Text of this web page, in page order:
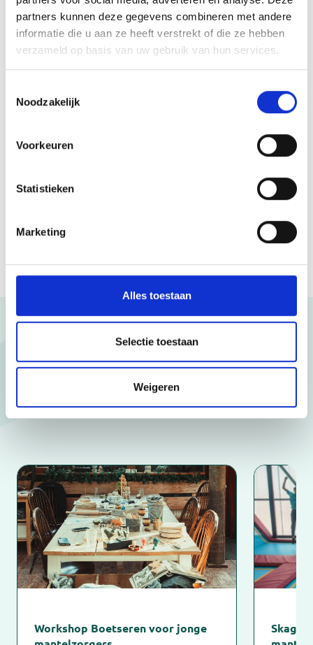
partners kunnen deze gegevens combineren met andere
informatie die u aan ze heeft verstrekt of die ze hebben
verzameld op basis van uw gebruik van hun services.
Noodzakelijk
Voorkeuren
Statistieken
Marketing
Alles toestaan
Selectie toestaan
Weigeren
Ik meld me aan
Witte Paal 347
085 - 018 38 90
info@mantelzorgcentrum.nl
Activiteiten voor
mantelzorgers
Workshop Boetseren voor jonge